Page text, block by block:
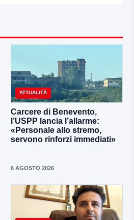
ATTUALITÀ
Carcere di Benevento,
l’USPP lancia l’allarme:
«Personale allo stremo,
servono rinforzi immediati»
6 AGOSTO 2026